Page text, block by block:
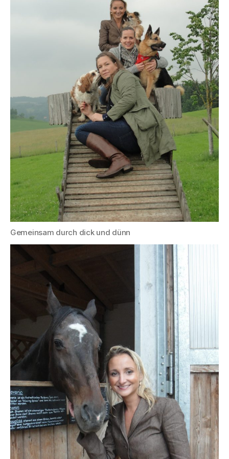
Gemeinsam durch dick und dünn